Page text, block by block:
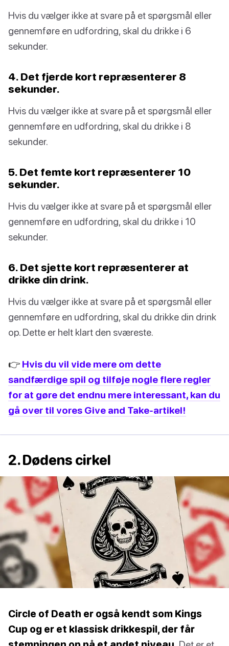
Hvis du vælger ikke at svare på et spørgsmål eller
gennemføre en udfordring, skal du drikke i 6
sekunder.
4. Det fjerde kort repræsenterer 8
sekunder.
Hvis du vælger ikke at svare på et spørgsmål eller
gennemføre en udfordring, skal du drikke i 8
sekunder.
5. Det femte kort repræsenterer 10
sekunder.
Hvis du vælger ikke at svare på et spørgsmål eller
gennemføre en udfordring, skal du drikke i 10
sekunder.
6. Det sjette kort repræsenterer at
drikke din drink.
Hvis du vælger ikke at svare på et spørgsmål eller
gennemføre en udfordring, skal du drikke din drink
op. Dette er helt klart den sværeste.
👉 Hvis du vil vide mere om dette
sandfærdige spil og tilføje nogle flere regler
for at gøre det endnu mere interessant, kan du
gå over til vores Give and Take-artikel!
2. Dødens cirkel
Circle of Death er også kendt som Kings
Cup og er et klassisk drikkespil, der får